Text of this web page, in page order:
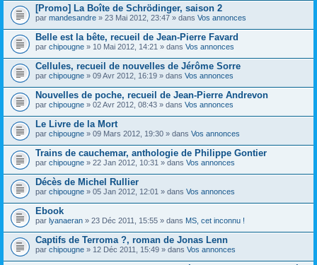
o
n
t
i
e
n
t
u
n
o
n
d
a
g
e
[Promo] La Boîte de Schrödinger, saison 2
par mandesandre » 23 Mai 2012, 23:47 » dans Vos annonces
Belle est la bête, recueil de Jean-Pierre Favard
par chipougne » 10 Mai 2012, 14:21 » dans Vos annonces
Cellules, recueil de nouvelles de Jérôme Sorre
par chipougne » 09 Avr 2012, 16:19 » dans Vos annonces
Nouvelles de poche, recueil de Jean-Pierre Andrevon
par chipougne » 02 Avr 2012, 08:43 » dans Vos annonces
Le Livre de la Mort
par chipougne » 09 Mars 2012, 19:30 » dans Vos annonces
Trains de cauchemar, anthologie de Philippe Gontier
par chipougne » 22 Jan 2012, 10:31 » dans Vos annonces
Décès de Michel Rullier
par chipougne » 05 Jan 2012, 12:01 » dans Vos annonces
Ebook
par lyanaeran » 23 Déc 2011, 15:55 » dans MS, cet inconnu !
Captifs de Terroma ?, roman de Jonas Lenn
par chipougne » 12 Déc 2011, 15:49 » dans Vos annonces